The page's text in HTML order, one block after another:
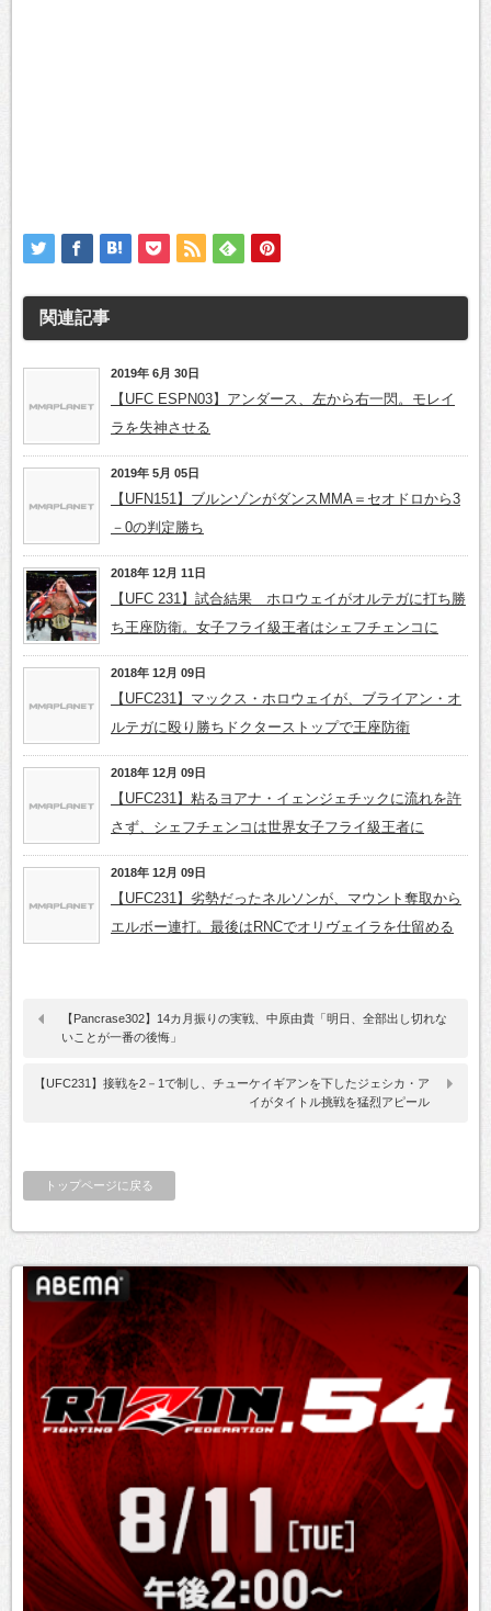
関連記事
2019年 6月 30日
【UFC ESPN03】アンダース、左から右一閃。モレイ
ラを失神させる
2019年 5月 05日
【UFN151】ブルンゾンがダンスMMA＝セオドロから3
－0の判定勝ち
2018年 12月 11日
【UFC 231】試合結果 ホロウェイがオルテガに打ち勝
ち王座防衛。女子フライ級王者はシェフチェンコに
2018年 12月 09日
【UFC231】マックス・ホロウェイが、ブライアン・オ
ルテガに殴り勝ちドクターストップで王座防衛
2018年 12月 09日
【UFC231】粘るヨアナ・イェンジェチックに流れを許
さず、シェフチェンコは世界女子フライ級王者に
2018年 12月 09日
【UFC231】劣勢だったネルソンが、マウント奪取から
エルボー連打。最後はRNCでオリヴェイラを仕留める
【Pancrase302】14カ月振りの実戦、中原由貴「明日、全部出し切れな
いことが一番の後悔」
【UFC231】接戦を2－1で制し、チューケイギアンを下したジェシカ・ア
イがタイトル挑戦を猛烈アピール
トップページに戻る